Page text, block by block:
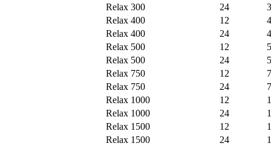
Relax 300
24
Relax 400
12
Relax 400
24
Relax 500
12
Relax 500
24
Relax 750
12
Relax 750
24
Relax 1000
12
Relax 1000
24
Relax 1500
12
Relax 1500
24